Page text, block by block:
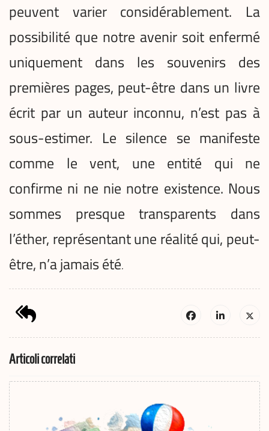
peuvent varier considérablement. La
possibilité que notre avenir soit enfermé
uniquement dans les souvenirs des
premières pages, peut-être dans un livre
écrit par un auteur inconnu, n’est pas à
sous-estimer. Le silence se manifeste
comme le vent, une entité qui ne
confirme ni ne nie notre existence. Nous
sommes presque transparents dans
l’éther, représentant une réalité qui, peut-
être, n’a jamais été.
Articoli correlati